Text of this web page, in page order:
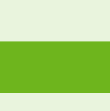
掘が期待
ぜひ挑戦し